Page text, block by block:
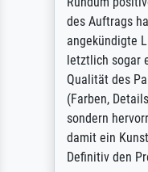
des Auftrags
angekündigte
letztlich sogar
Qualität des
(Farben,
sondern
damit ein
Definitiv den